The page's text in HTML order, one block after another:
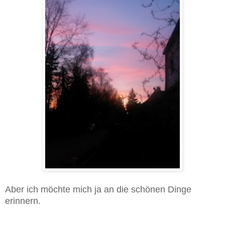
Aber ich möchte mich ja an die schönen Dinge
erinnern.